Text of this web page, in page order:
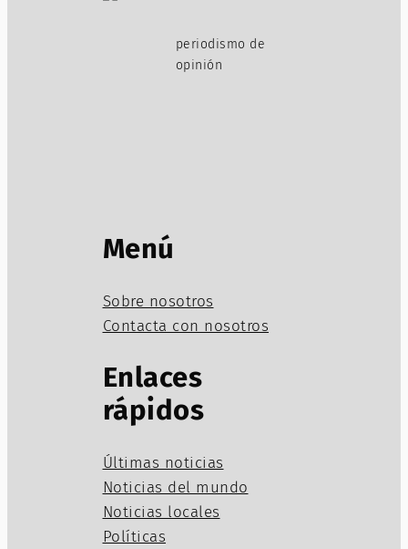
periodismo de
opinión
Menú
Sobre nosotros
Contacta con nosotros
Enlaces
rápidos
Últimas noticias
Noticias del mundo
Noticias locales
Políticas